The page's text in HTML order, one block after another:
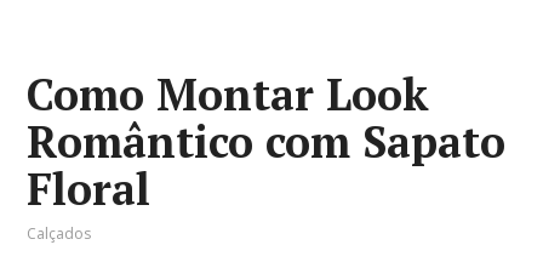
Como Montar Look
Romântico com Sapato
Floral
Calçados